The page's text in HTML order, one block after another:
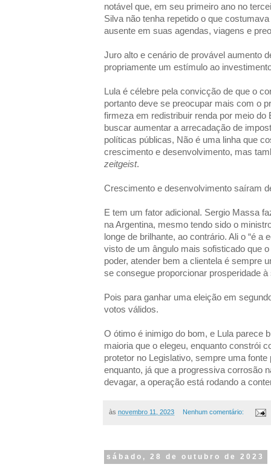
notável que, em seu primeiro ano no
Silva não tenha repetido o que
ausente em suas agendas, viagens e
Juro alto e cenário de provável aumento
propriamente um estímulo ao
Lula é célebre pela convicção de que o
portanto deve se preocupar mais com o
firmeza em redistribuir renda por meio do
buscar aumentar a arrecadação de
políticas públicas, Não é uma linha que
crescimento e desenvolvimento, mas
zeitgeist.
Crescimento e desenvolvimento saíram
E tem um fator adicional. Sergio Massa
na Argentina, mesmo tendo sido o
longe de brilhante, ao contrário. Ali o “é a
visto de um ângulo mais sofisticado que
poder, atender bem a clientela é sempre
se consegue proporcionar prosperidade
Pois para ganhar uma eleição em
votos válidos.
O ótimo é inimigo do bom, e Lula parece
maioria que o elegeu, enquanto constrói
protetor no Legislativo, sempre uma
enquanto, já que a progressiva corrosão
devagar, a operação está rodando a
às novembro 11, 2023 Nenhum comentário:
sábado, 28 de outubro de 2023